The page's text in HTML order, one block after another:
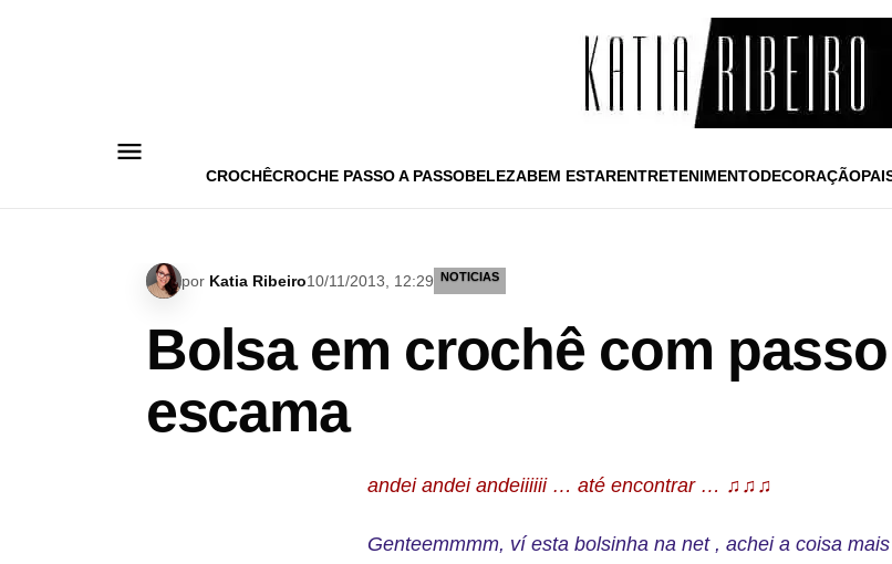
CROCHÊCROCHE PASSO A PASSOBELEZABEM ESTARENTRETENIMENTODECORAÇÃO
por Katia Ribeiro10/11/2013, 12:29 NOTICIAS
Bolsa em crochê com
escama
andei andei andeiiiiii … até encontrar … ♫♫♫
Genteemmmm, ví esta bolsinha na net , achei a coisa